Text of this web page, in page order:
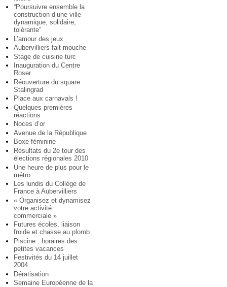
“Poursuivre ensemble la
construction d’une ville
dynamique, solidaire,
tolérante”
L’amour des jeux
Aubervilliers fait mouche
Stage de cuisine turc
Inauguration du Centre
Roser
Réouverture du square
Stalingrad
Place aux carnavals !
Quelques premières
réactions
Noces d’or
Avenue de la République
Boxe féminine
Résultats du 2e tour des
élections régionales 2010
Une heure de plus pour le
métro
Les lundis du Collège de
France à Aubervilliers
« Organisez et dynamisez
votre activité
commerciale »
Futures écoles, liaison
froide et chasse au plomb
Piscine : horaires des
petites vacances
Festivités du 14 juillet
2004
Dératisation
Semaine Européenne de la